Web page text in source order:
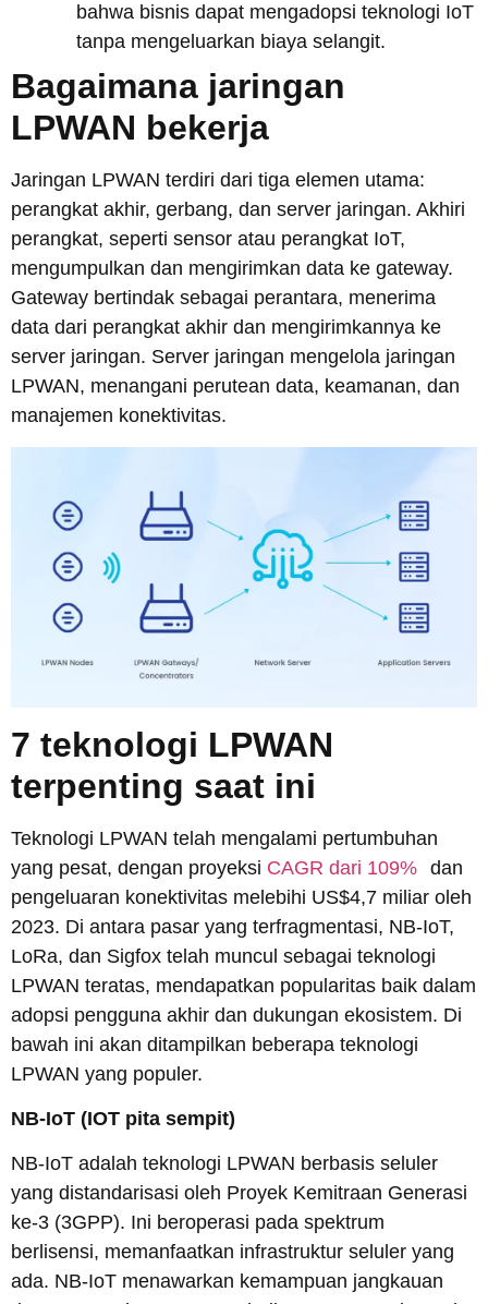
bahwa bisnis dapat mengadopsi teknologi IoT
tanpa mengeluarkan biaya selangit.
Bagaimana jaringan
LPWAN bekerja
Jaringan LPWAN terdiri dari tiga elemen utama:
perangkat akhir, gerbang, dan server jaringan. Akhiri
perangkat, seperti sensor atau perangkat IoT,
mengumpulkan dan mengirimkan data ke gateway.
Gateway bertindak sebagai perantara, menerima
data dari perangkat akhir dan mengirimkannya ke
server jaringan. Server jaringan mengelola jaringan
LPWAN, menangani perutean data, keamanan, dan
manajemen konektivitas.
7 teknologi LPWAN
terpenting saat ini
Teknologi LPWAN telah mengalami pertumbuhan
yang pesat, dengan proyeksi CAGR dari 109% dan
pengeluaran konektivitas melebihi US$4,7 miliar oleh
2023. Di antara pasar yang terfragmentasi, NB-IoT,
LoRa, dan Sigfox telah muncul sebagai teknologi
LPWAN teratas, mendapatkan popularitas baik dalam
adopsi pengguna akhir dan dukungan ekosistem. Di
bawah ini akan ditampilkan beberapa teknologi
LPWAN yang populer.
NB-IoT (IOT pita sempit)
NB-IoT adalah teknologi LPWAN berbasis seluler
yang distandarisasi oleh Proyek Kemitraan Generasi
ke-3 (3GPP). Ini beroperasi pada spektrum
berlisensi, memanfaatkan infrastruktur seluler yang
ada. NB-IoT menawarkan kemampuan jangkauan